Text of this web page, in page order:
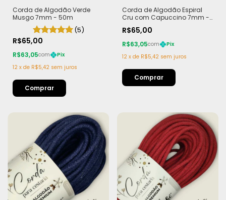
Corda de Algodão Verde
Musgo 7mm - 50m
(5)
R$65,00
R$63,05com
Pix
12 x de R$5,42 sem juros
Corda de Algodão Espiral
Cru com Capuccino 7mm -
R$65,00
R$63,05com
Pix
12 x de R$5,42 sem juros